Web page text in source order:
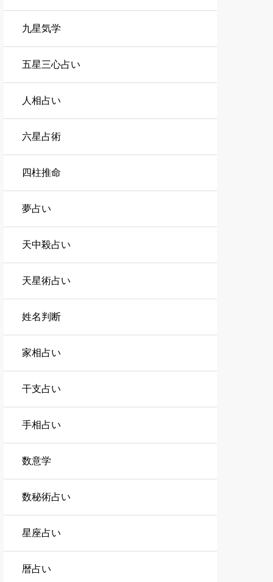
九星気学
五星三心占い
人相占い
六星占術
四柱推命
夢占い
天中殺占い
天星術占い
姓名判断
家相占い
干支占い
手相占い
数意学
数秘術占い
星座占い
暦占い